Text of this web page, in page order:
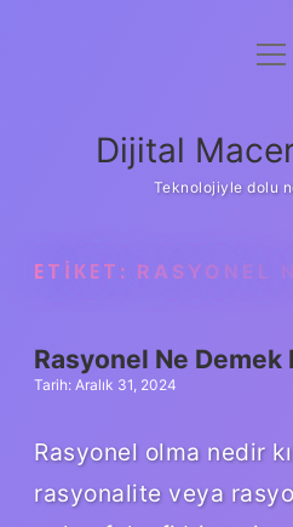
Yasal
Dijital
Teknolojiyle dolu
ETIKET: RASYONEL
Rasyonel Ne Demek
Tarih: Aralık 31, 2024
Rasyonel olma nedir
rasyonalite veya